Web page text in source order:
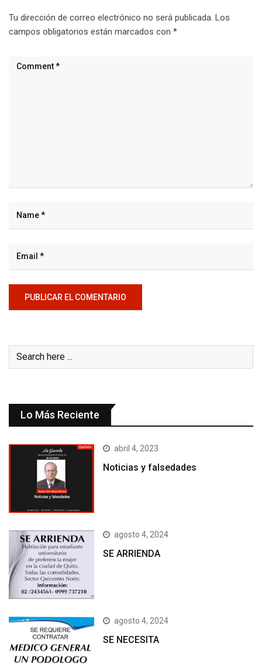
Tu dirección de correo electrónico no será publicada. Los
campos obligatorios están marcados con *
Lo Más Reciente
abril 4, 2023
Noticias y falsedades
agosto 4, 2024
SE ARRIENDA
agosto 4, 2024
SE NECESITA